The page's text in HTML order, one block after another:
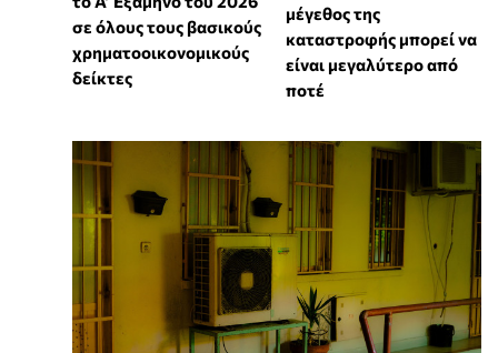
σε όλους τους βασικούς
χρηματοοικονομικούς
δείκτες
μέγεθος της
καταστροφής μπορεί να
είναι μεγαλύτερο από
ποτέ